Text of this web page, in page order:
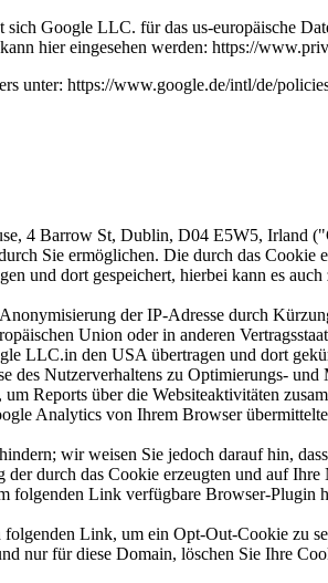
Google LLC. für das us-europäische
hier eingesehen werden: https://
unter: https://www.google.de/intl/de/
4 Barrow St, Dublin, D04 E5W5, Irland
Sie ermöglichen. Die durch das Cookie
und dort gespeichert, hierbei kann es
der IP-Adresse durch
Union oder in anderen
LLC.in den USA übertragen und dort
des Nutzerverhaltens zu Optimierungs-
Reports über die Websiteaktivitäten
Analytics von Ihrem Browser
wir weisen Sie jedoch darauf hin,
durch das Cookie erzeugten und auf
folgenden Link verfügbare Browser-Plugin
Link, um ein Opt-Out-Cookie zu
für diese Domain, löschen Sie Ihre